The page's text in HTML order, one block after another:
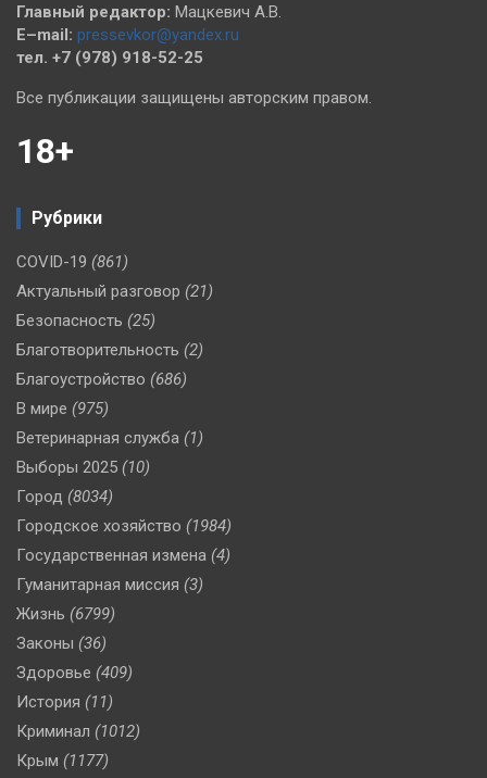
Главный редактор: Мацкевич А.В.
E–mail: pressevkor@yandex.ru
тел. +7 (978) 918-52-25
Все публикации защищены авторским правом.
18+
Рубрики
COVID-19 (861)
Актуальный разговор (21)
Безопасность (25)
Благотворительность (2)
Благоустройство (686)
В мире (975)
Ветеринарная служба (1)
Выборы 2025 (10)
Город (8034)
Городское хозяйство (1984)
Государственная измена (4)
Гуманитарная миссия (3)
Жизнь (6799)
Законы (36)
Здоровье (409)
История (11)
Криминал (1012)
Крым (1177)